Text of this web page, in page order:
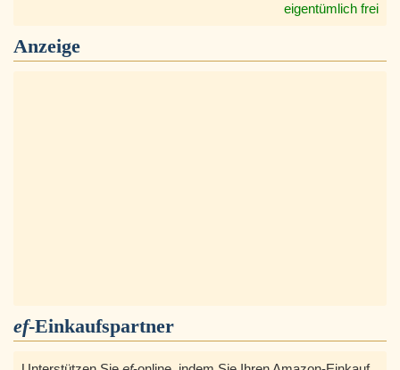
eigentümlich frei
Anzeige
ef-Einkaufspartner